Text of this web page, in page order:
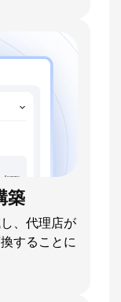
築
、代理店が
することに